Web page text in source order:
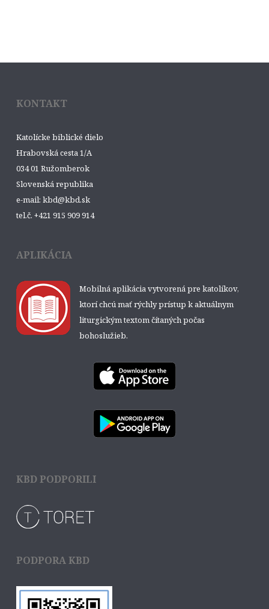
KONTAKT
Katolícke biblické dielo
Hrabovská cesta 1/A
034 01 Ružomberok
Slovenská republika
e-mail: kbd@kbd.sk
tel.č. +421 915 909 914
APLIKÁCIA
Mobilná aplikácia vytvorená pre katolíkov,
ktorí chcú mať rýchly prístup k aktuálnym
liturgickým textom čítaných počas
bohoslužieb.
KBD PODPORILI
PODPORA KBD